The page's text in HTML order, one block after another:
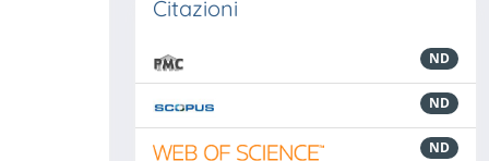
Citazioni
ND
ND
ND